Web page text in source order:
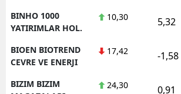
BINHO 1000
YATIRIMLAR HOL.
10,30 5,32
BIOEN BIOTREND
CEVRE VE ENERJI
17,42 -1,58
BIZIM BIZIM
24,30 0,91